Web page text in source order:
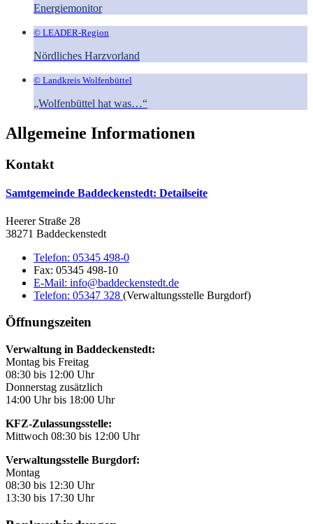
Energiemonitor
© LEADER-Region
Nördliches Harzvorland
© Landkreis Wolfenbüttel
„Wolfenbüttel hat was…“
Allgemeine Informationen
Kontakt
Samtgemeinde Baddeckenstedt: Detailseite
Heerer Straße 28
38271 Baddeckenstedt
Telefon: 05345 498-0
Fax: 05345 498-10
E-Mail: info@baddeckenstedt.de
Telefon: 05347 328 (Verwaltungsstelle Burgdorf)
Öffnungszeiten
Verwaltung in Baddeckenstedt:
Montag bis Freitag
08:30 bis 12:00 Uhr
Donnerstag zusätzlich
14:00 Uhr bis 18:00 Uhr
KFZ-Zulassungsstelle:
Mittwoch 08:30 bis 12:00 Uhr
Verwaltungsstelle Burgdorf:
Montag
08:30 bis 12:30 Uhr
13:30 bis 17:30 Uhr